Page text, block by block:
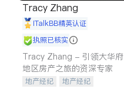
Tracy Zhang
iTalkBB精英认证
执照已核实
Tracy Zhang - 引领大华府
地区房产之旅的资深专家
地产经纪
地产经纪